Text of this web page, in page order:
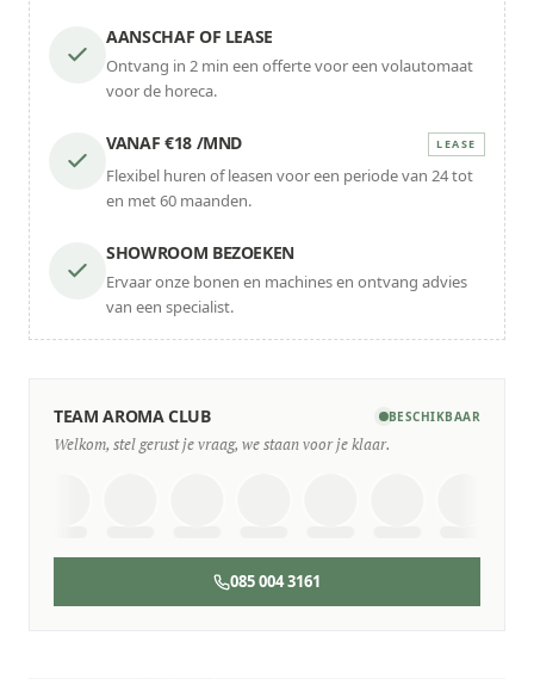
AANSCHAF OF LEASE
Ontvang in 2 min een offerte voor een volautomaat
voor de horeca.
VANAF €18 /MND LEASE
Flexibel huren of leasen voor een periode van 24 tot
en met 60 maanden.
SHOWROOM BEZOEKEN
Ervaar onze bonen en machines en ontvang advies
van een specialist.
TEAM AROMA CLUB BESCHIKBAAR
Welkom, stel gerust je vraag, we staan voor je klaar.
085 004 3161